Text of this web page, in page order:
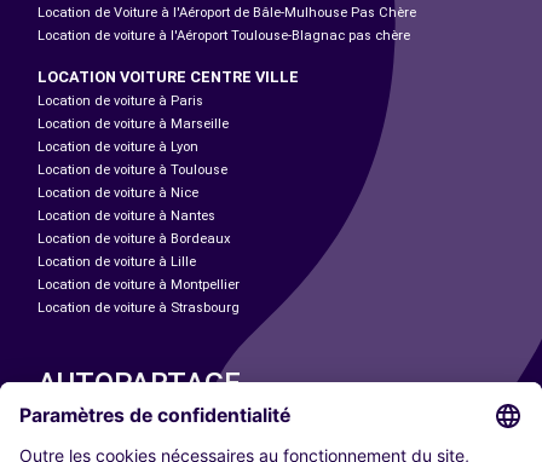
Location de Voiture à l'Aéroport de Bâle-Mulhouse Pas Chère
Location de voiture à l'Aéroport Toulouse-Blagnac pas chère
LOCATION VOITURE CENTRE VILLE
Location de voiture à Paris
Location de voiture à Marseille
Location de voiture à Lyon
Location de voiture à Toulouse
Location de voiture à Nice
Location de voiture à Nantes
Location de voiture à Bordeaux
Location de voiture à Lille
Location de voiture à Montpellier
Location de voiture à Strasbourg
AUTOPARTAGE
Paris